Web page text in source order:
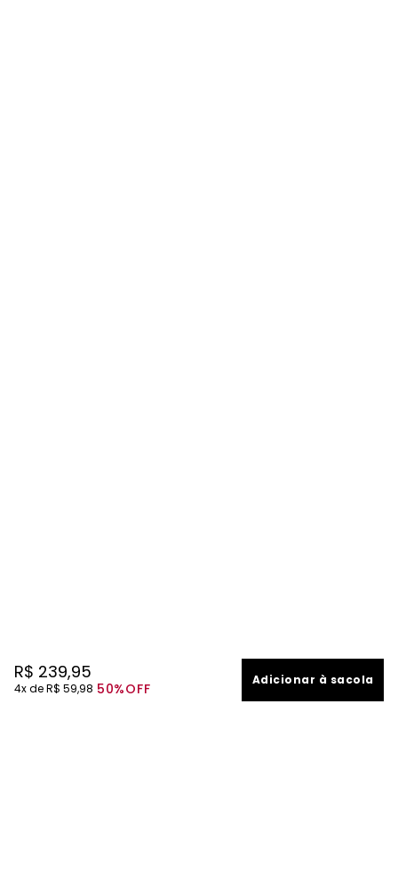
R$ 239,95
4 R$ 59,98 50%OFF
Adicionar à sacola